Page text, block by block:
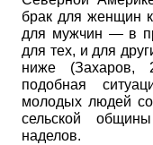
брак для женщин
для мужчин — в
для тех, и для
ниже (Захаров,
подобная
молодых людей
сельской
наделов.